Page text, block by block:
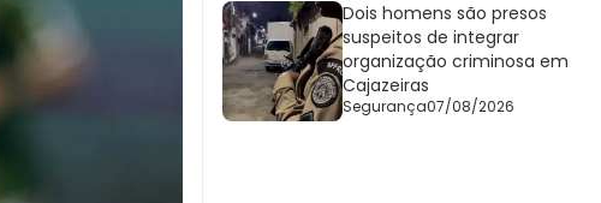
Dois homens são presos
suspeitos de integrar
organização criminosa em
Cajazeiras
Segurança07/08/2026